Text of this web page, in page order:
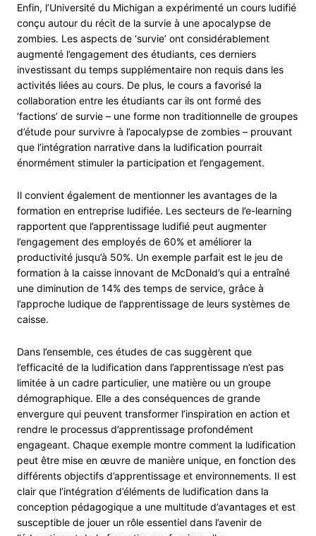
Enfin, l’Université du Michigan a expérimenté un cours ludifié
conçu autour du récit de la survie à une apocalypse de
zombies. Les aspects de ‘survie’ ont considérablement
augmenté l’engagement des étudiants, ces derniers
investissant du temps supplémentaire non requis dans les
activités liées au cours. De plus, le cours a favorisé la
collaboration entre les étudiants car ils ont formé des
‘factions’ de survie – une forme non traditionnelle de groupes
d’étude pour survivre à l’apocalypse de zombies – prouvant
que l’intégration narrative dans la ludification pourrait
énormément stimuler la participation et l’engagement.
Il convient également de mentionner les avantages de la
formation en entreprise ludifiée. Les secteurs de l’e-learning
rapportent que l’apprentissage ludifié peut augmenter
l’engagement des employés de 60% et améliorer la
productivité jusqu’à 50%. Un exemple parfait est le jeu de
formation à la caisse innovant de McDonald’s qui a entraîné
une diminution de 14% des temps de service, grâce à
l’approche ludique de l’apprentissage de leurs systèmes de
caisse.
Dans l’ensemble, ces études de cas suggèrent que
l’efficacité de la ludification dans l’apprentissage n’est pas
limitée à un cadre particulier, une matière ou un groupe
démographique. Elle a des conséquences de grande
envergure qui peuvent transformer l’inspiration en action et
rendre le processus d’apprentissage profondément
engageant. Chaque exemple montre comment la ludification
peut être mise en œuvre de manière unique, en fonction des
différents objectifs d’apprentissage et environnements. Il est
clair que l’intégration d’éléments de ludification dans la
conception pédagogique a une multitude d’avantages et est
susceptible de jouer un rôle essentiel dans l’avenir de